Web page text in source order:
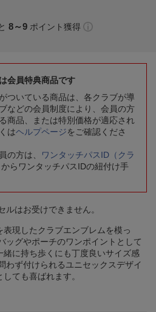
8～9 ポイント獲得
会員特典商品です
ついている商品は、各クラブが導
などの会員制度により、会員の方
商品、または特別価格が適応され
はヘルプページをご確認くださ
の方は、
ワンタッチパスID（クラ
からワンタッチパスIDの紐付け手
はお受けできません。
現したクラブエンブレムを模っ
ッグやポーチのワンポイントとして
緒に持ち歩くにも丁度良いサイズ感
わず付けられるユニセックスデザイ
ても喜ばれます。